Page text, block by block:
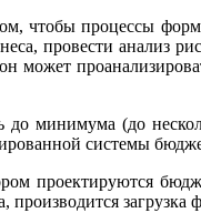
чтобы процессы
провести анализ
может
до минимума (до
системы
проектируются
производится